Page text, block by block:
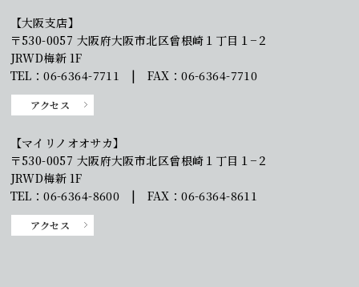
【大阪支店】
〒530-0057 大阪府大阪市北区曾根崎１丁目１−２
JRWD梅新 1F
TEL：06-6364-7711 | FAX：06-6364-7710
アクセス
【マイリノオオサカ】
〒530-0057 大阪府大阪市北区曾根崎１丁目１−２
JRWD梅新 1F
TEL：06-6364-8600 | FAX：06-6364-8611
アクセス